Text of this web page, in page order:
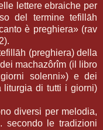
lettere ebraiche per
del termine tefillāh
è preghiera» (rav
(preghiera) della
machazôrîm (il libro
solenni») e dei
liturgia di tutti i giorni)
diversi per melodia,
secondo le tradizioni